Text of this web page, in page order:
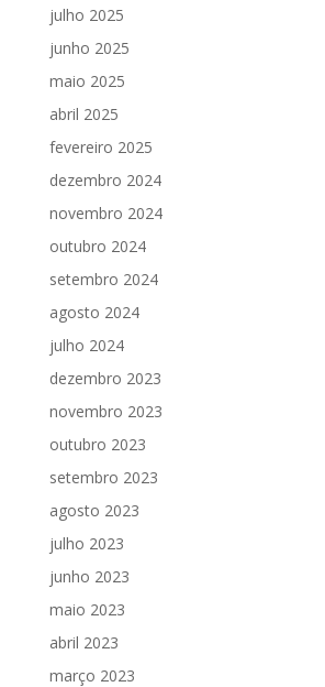
julho 2025
junho 2025
maio 2025
abril 2025
fevereiro 2025
dezembro 2024
novembro 2024
outubro 2024
setembro 2024
agosto 2024
julho 2024
dezembro 2023
novembro 2023
outubro 2023
setembro 2023
agosto 2023
julho 2023
junho 2023
maio 2023
abril 2023
março 2023